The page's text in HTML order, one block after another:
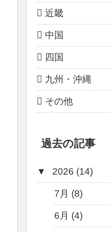
近畿
中国
四国
九州・沖縄
その他
過去の記事
▼ 2026 (14)
7月 (8)
6月 (4)